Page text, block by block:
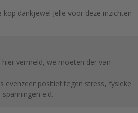
dankjewel Jelle voor deze inzichten
vermeld, we moeten der van
evenzeer positief tegen stress, fysieke
e.d.